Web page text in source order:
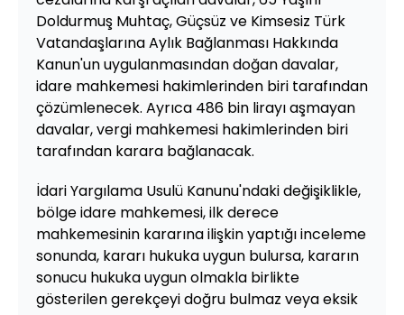
Doldurmuş Muhtaç, Güçsüz ve Kimsesiz Türk
Vatandaşlarına Aylık Bağlanması Hakkında
Kanun'un uygulanmasından doğan davalar,
idare mahkemesi hakimlerinden biri tarafından
çözümlenecek. Ayrıca 486 bin lirayı aşmayan
davalar, vergi mahkemesi hakimlerinden biri
tarafından karara bağlanacak.
İdari Yargılama Usulü Kanunu'ndaki değişiklikle,
bölge idare mahkemesi, ilk derece
mahkemesinin kararına ilişkin yaptığı inceleme
sonunda, kararı hukuka uygun bulursa, kararın
sonucu hukuka uygun olmakla birlikte
gösterilen gerekçeyi doğru bulmaz veya eksik